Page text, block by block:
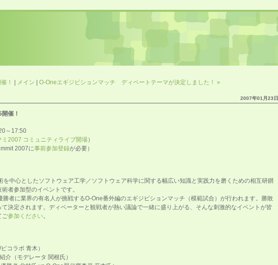
！ メイン O-Oneエギジビションマッチ ディベートテーマが決定しました！ »
2007年01月23日
催！
～17:50
ミ2007 コミュニティライブ開場）
2007に事前参加登録が必要）
を中心としたソフトウェア工学／ソフトウェア科学に関する幅広い知識と実践力を磨くための相互研鑚
者参加型のイベントです。
者に業界の有名人が挑戦するO-One番外編のエギジビションマッチ（模範試合）が行われます。勝敗
決定されます。ディベーターと観戦者が熱い議論で一緒に盛り上がる、そんな刺激的なイベントが皆
ご参加ください。
コラボ 青木）
（モデレータ 関根氏）